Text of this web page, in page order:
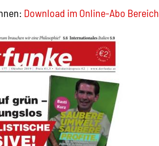
Download im Online-Abo Bereich